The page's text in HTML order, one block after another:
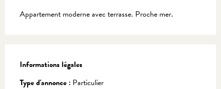
Appartement moderne avec terrasse. Proche mer.
Informations légales
Informations légales
Type d'annonce : Particulier